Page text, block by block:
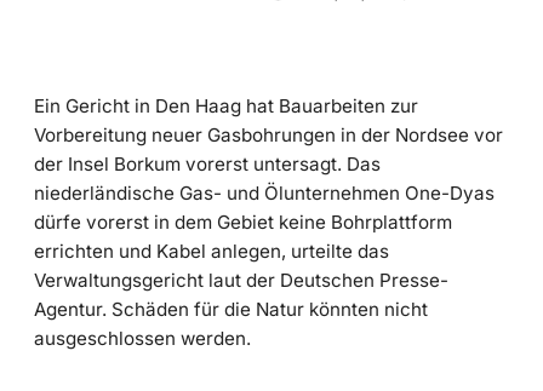
Ein Gericht in Den Haag hat Bauarbeiten zur
Vorbereitung neuer Gasbohrungen in der Nordsee vor
der Insel Borkum vorerst untersagt. Das
niederländische Gas- und Ölunternehmen One-Dyas
dürfe vorerst in dem Gebiet keine Bohrplattform
errichten und Kabel anlegen, urteilte das
Verwaltungsgericht laut der Deutschen Presse-
Agentur. Schäden für die Natur könnten nicht
ausgeschlossen werden.